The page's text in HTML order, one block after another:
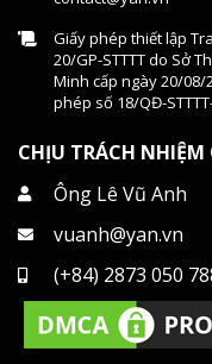
Giấy phép thiết lập
20/GP-STTTT do Sở
Minh cấp ngày 20/
phép số 18/QĐ-
CHỊU TRÁCH
Ông Lê Vũ Anh
vuanh@yan.vn
(+84) 2873 050